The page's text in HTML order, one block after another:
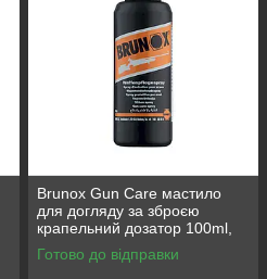
Brunox Gun Care мастило
для догляду за зброєю
крапельний дозатор 100ml,
захист від корозії,
температура -55°C, об'єм
Готово до відправки